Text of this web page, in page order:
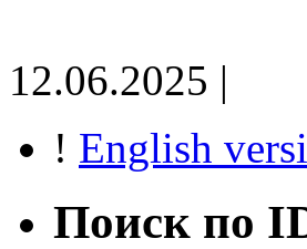
12.06.2025 |
! English
Поиск по